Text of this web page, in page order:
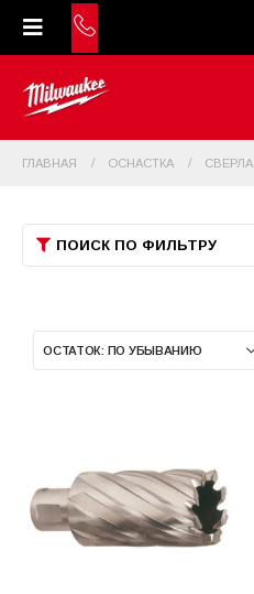
ГЛАВНАЯ ОСНАСТКА СВЕРЛА
ПОИСК ПО ФИЛЬТРУ